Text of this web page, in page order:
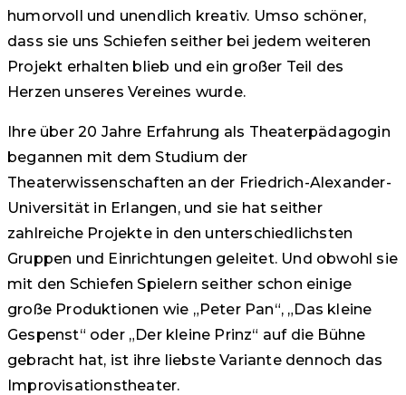
humorvoll und unendlich kreativ. Umso schöner,
dass sie uns Schiefen seither bei jedem weiteren
Projekt erhalten blieb und ein großer Teil des
Herzen unseres Vereines wurde.
Ihre über 20 Jahre Erfahrung als Theaterpädagogin
begannen mit dem Studium der
Theaterwissenschaften an der Friedrich-Alexander-
Universität in Erlangen, und sie hat seither
zahlreiche Projekte in den unterschiedlichsten
Gruppen und Einrichtungen geleitet. Und obwohl sie
mit den Schiefen Spielern seither schon einige
große Produktionen wie „Peter Pan“, „Das kleine
Gespenst“ oder „Der kleine Prinz“ auf die Bühne
gebracht hat, ist ihre liebste Variante dennoch das
Improvisationstheater.